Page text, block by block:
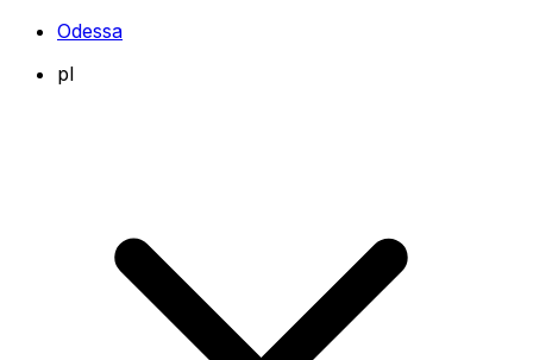
Odessa
pl